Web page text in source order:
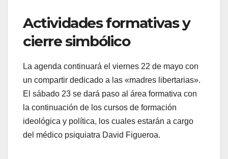
​Actividades formativas y
cierre simbólico
​La agenda continuará el viernes 22 de mayo con
un compartir dedicado a las «madres libertarias».
El sábado 23 se dará paso al área formativa con
la continuación de los cursos de formación
ideológica y política, los cuales estarán a cargo
del médico psiquiatra David Figueroa.